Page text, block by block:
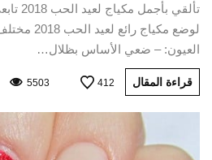
تألقي
لوضع مكياج
العيون: – ضعي الأساس بظلال…
قراءة المقال 412
5503